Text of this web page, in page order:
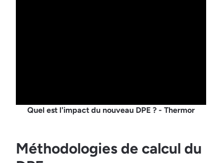
Quel est l'impact du nouveau DPE ? - Thermor
Méthodologies de calcul du